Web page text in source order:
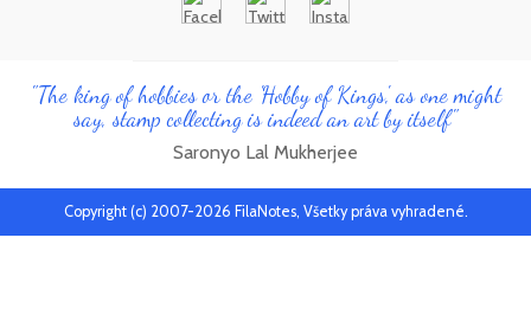
"The king of hobbies or the 'Hobby of Kings', as one might
say, stamp collecting is indeed an art by itself"
Saronyo Lal Mukherjee
Copyright (c) 2007-2026 FilaNotes, Všetky práva vyhradené.